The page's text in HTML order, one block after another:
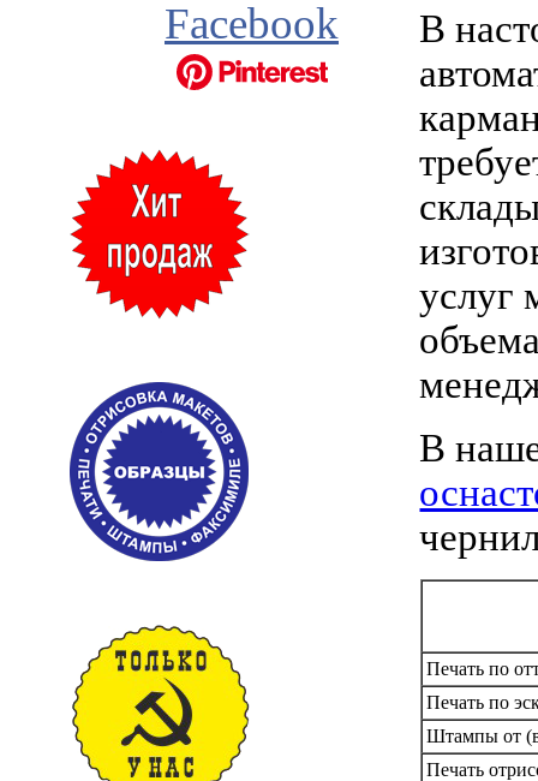
Facebook
В
услуг
В
Печать по
Печать по
Штампы от (в
Печать